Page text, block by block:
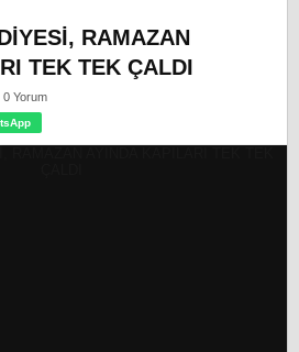
RAMAZAN
TEK TEK ÇALDI
0 Yorum